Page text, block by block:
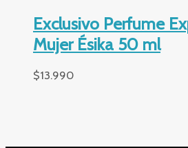
Exclusivo Perfume
Mujer Ésika 50 ml
$13.990